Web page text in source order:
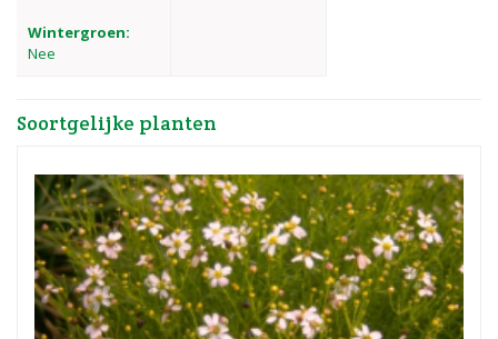
Wintergroen:
Nee
Soortgelijke planten